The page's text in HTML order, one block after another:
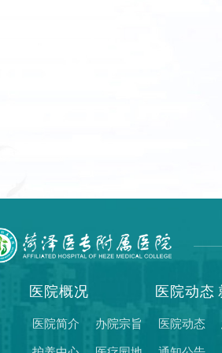
医院概况
医院简介 办院宗旨
医院动态
医院动态